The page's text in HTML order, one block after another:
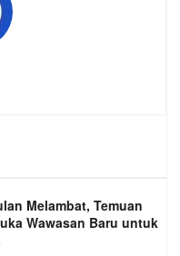
Melambat, Temuan
Wawasan Baru untuk